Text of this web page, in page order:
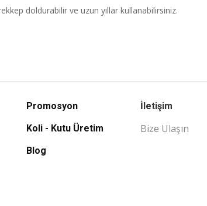
doldurabilir ve uzun yıllar kullanabilirsiniz.
Promosyon
Koli - Kutu Üretim
Blog
İletişim
Bize Ulaşın